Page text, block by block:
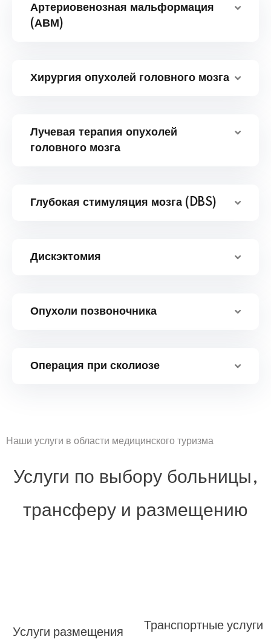
Артериовенозная мальформация
(АВМ)
Хирургия опухолей головного мозга
Лучевая терапия опухолей
головного мозга
Глубокая стимуляция мозга (DBS)
Дискэктомия
Опухоли позвоночника
Операция при сколиозе
Наши услуги в области медицинского туризма
Услуги по выбору больницы,
трансферу и размещению
Услуги размещения Транспортные услуги